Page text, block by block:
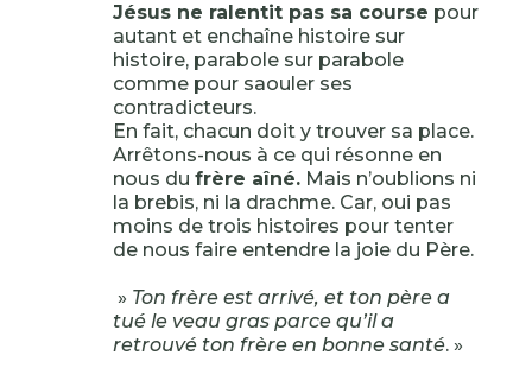
Jésus ne ralentit pas sa course pour
autant et enchaîne histoire sur
histoire, parabole sur parabole
comme pour saouler ses
contradicteurs.
En fait, chacun doit y trouver sa place.
Arrêtons-nous à ce qui résonne en
nous du frère aîné.Mais n’oublions ni
la brebis, ni la drachme. Car, oui pas
moins de trois histoires pour tenter
de nous faire entendre la joie du Père.
» Ton frère est arrivé, et ton père a
tué le veau gras parce qu’il a
retrouvé ton frère en bonne santé. »